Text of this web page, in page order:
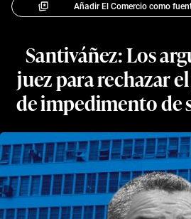
Añadir El Comercio como
Santiváñez: Los
juez para rechazar
de impedimento de